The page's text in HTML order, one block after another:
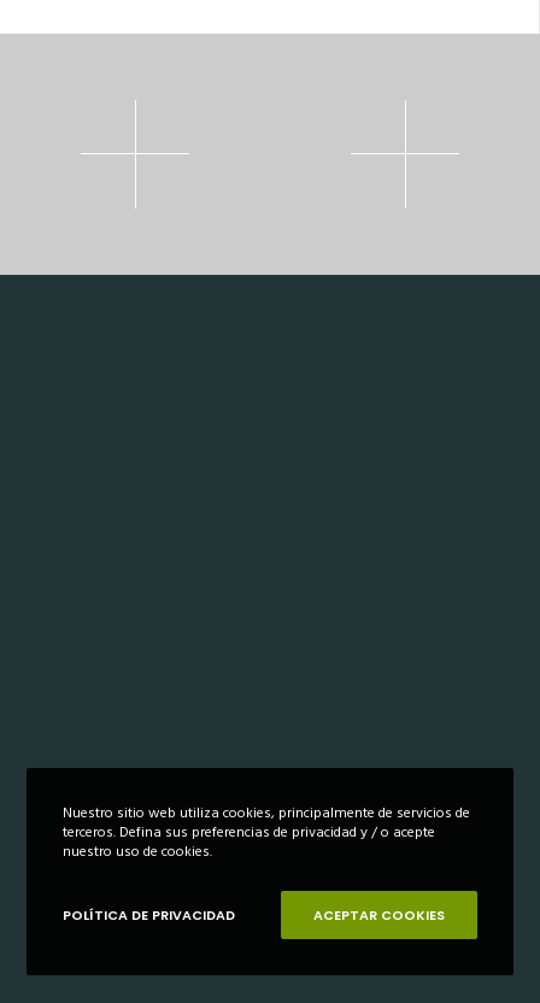
Nuestro sitio web utiliza cookies, principalmente de servicios de
terceros. Defina sus preferencias de privacidad y / o acepte
nuestro uso de cookies.
POLÍTICA DE PRIVACIDAD ACEPTAR COOKIES